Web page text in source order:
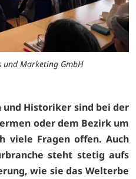
und Marketing GmbH
Historiker sind bei der
oder dem Bezirk um
viele Fragen offen. Auch
steht stetig aufs
wie sie das Welterbe